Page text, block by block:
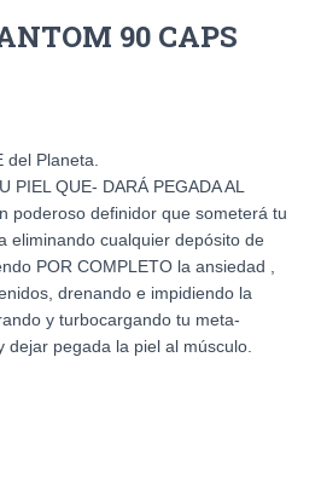
90 CAPS
del Planeta.
PIEL QUE- DARÁ PEGADA AL
poderoso definidor que someterá tu
eliminando cualquier depósito de
POR COMPLETO la ansiedad ,
drenando e impidiendo la
y turbocargando tu meta-
pegada la piel al músculo.